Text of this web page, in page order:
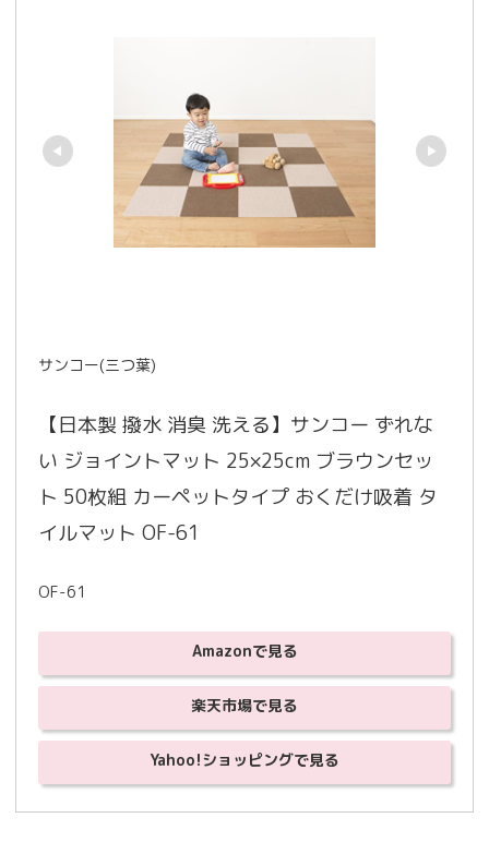
サンコー(三つ葉)
【日本製 撥水 消臭 洗える】サンコー ずれな
い ジョイントマット 25×25cm ブラウンセッ
ト 50枚組 カーペットタイプ おくだけ吸着 タ
イルマット OF-61
OF-61
Amazonで見る
楽天市場で見る
Yahoo!ショッピングで見る